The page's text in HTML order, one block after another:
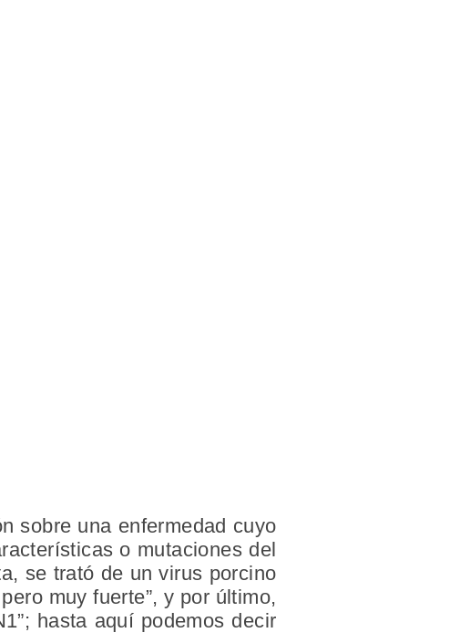
sobre una enfermedad cuyo
o mutaciones del
se trató de un virus porcino
muy fuerte”, y por último,
hasta aquí podemos decir